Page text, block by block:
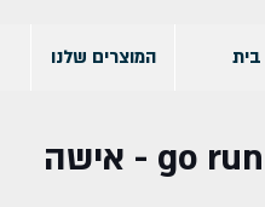
בית המוצרים שלנו
go run - אישה